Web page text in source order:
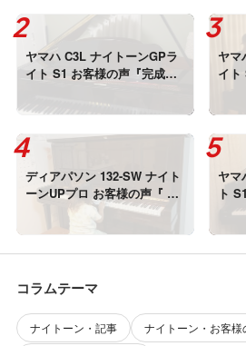
ヤマハ C3L ナイトーンGPラ
イト S1 お客様の声『完成し
た音を聞いて涙が。。』
ヤマ
イト
ディアパソン 132-SW ナイト
ーンUPプロ お客様の声『 TV
の音よりも小さい音で鳴るよ
うになった♪』
ヤマ
ト
ン
コラムテーマ
ナイトーン・記事
ナイトーン・お客様